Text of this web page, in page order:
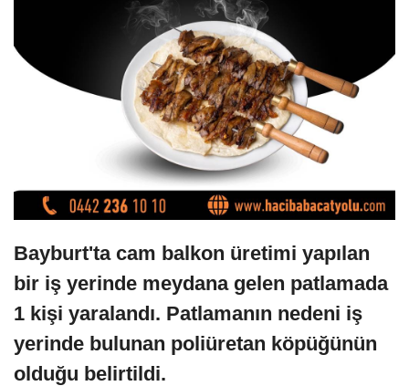
Bayburt'ta cam balkon üretimi yapılan
bir iş yerinde meydana gelen patlamada
1 kişi yaralandı. Patlamanın nedeni iş
yerinde bulunan poliüretan köpüğünün
olduğu belirtildi.